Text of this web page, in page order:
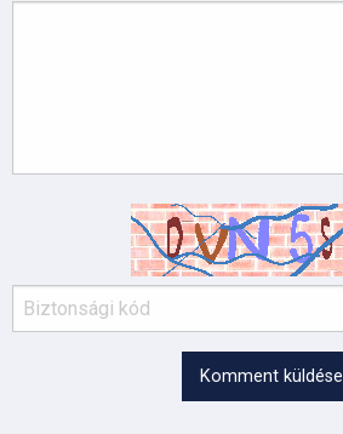
Komment küldése